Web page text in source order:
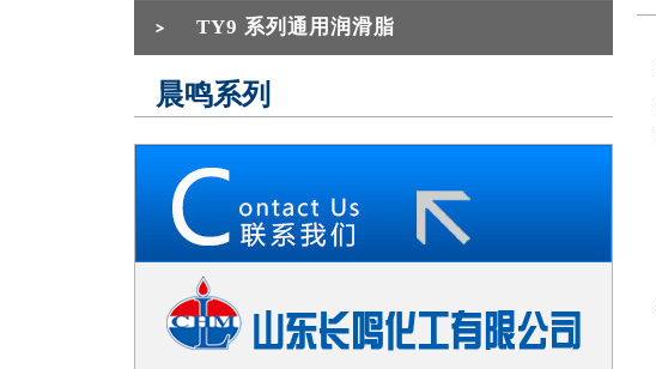
TY9 系列通用润滑脂
晨鸣系列